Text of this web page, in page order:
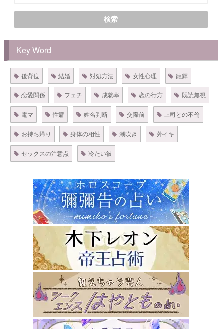
検索
Key Word
後背位 結婚 対処方法 女性心理 龍輝
恋愛関係 フェチ 成就率 恋の行方 既読無視
電マ 性癖 姓名判断 交際前 上司との不倫
お持ち帰り 身体の相性 潮吹き 外イキ
セックスの注意点 冷たい彼